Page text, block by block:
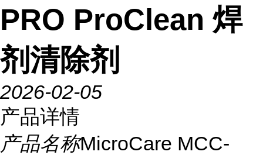
PRO ProClean 焊
剂清除剂
2026-02-05
产品详情
产品名称MicroCare MCC-